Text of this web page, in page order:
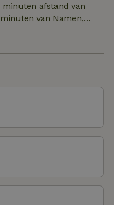
en oven en
in de zomer
uitgeschakeld.
afstand van
van Namen,
het geluid van de
beek ;-))